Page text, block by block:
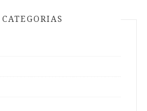
CATEGORIAS